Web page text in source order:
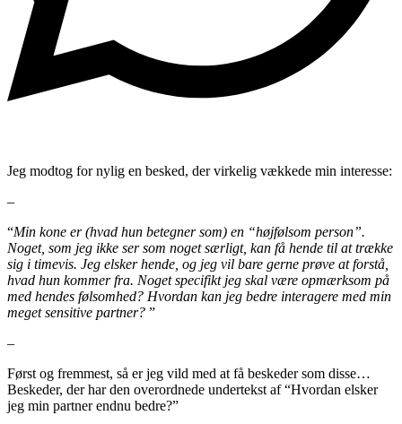
Jeg modtog for nylig en besked, der virkelig vækkede min interesse:
–
“Min kone er (hvad hun betegner som) en “højfølsom person”.
Noget, som jeg ikke ser som noget særligt, kan få hende til at trække
sig i timevis. Jeg elsker hende, og jeg vil bare gerne prøve at forstå,
hvad hun kommer fra. Noget specifikt jeg skal være opmærksom på
med hendes følsomhed? Hvordan kan jeg bedre interagere med min
meget sensitive partner? ”
–
Først og fremmest, så er jeg vild med at få beskeder som disse…
Beskeder, der har den overordnede undertekst af “Hvordan elsker
jeg min partner endnu bedre?”